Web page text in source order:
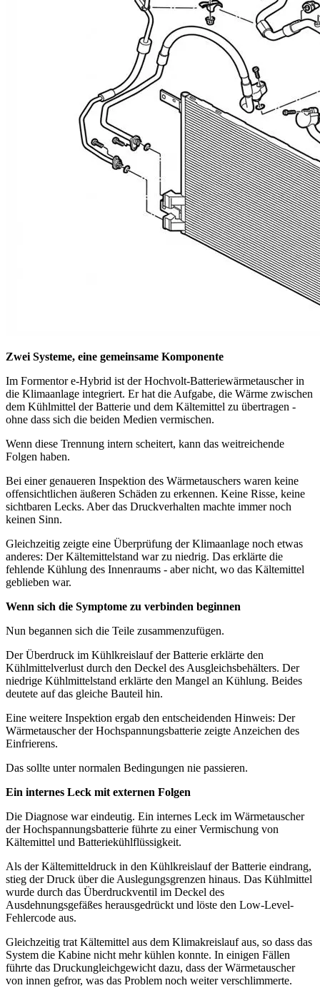
Zwei Systeme, eine gemeinsame Komponente
Im Formentor e-Hybrid ist der Hochvolt-Batteriewärmetauscher in
die Klimaanlage integriert. Er hat die Aufgabe, die Wärme zwischen
dem Kühlmittel der Batterie und dem Kältemittel zu übertragen -
ohne dass sich die beiden Medien vermischen.
Wenn diese Trennung intern scheitert, kann das weitreichende
Folgen haben.
Bei einer genaueren Inspektion des Wärmetauschers waren keine
offensichtlichen äußeren Schäden zu erkennen. Keine Risse, keine
sichtbaren Lecks. Aber das Druckverhalten machte immer noch
keinen Sinn.
Gleichzeitig zeigte eine Überprüfung der Klimaanlage noch etwas
anderes: Der Kältemittelstand war zu niedrig. Das erklärte die
fehlende Kühlung des Innenraums - aber nicht, wo das Kältemittel
geblieben war.
Wenn sich die Symptome zu verbinden beginnen
Nun begannen sich die Teile zusammenzufügen.
Der Überdruck im Kühlkreislauf der Batterie erklärte den
Kühlmittelverlust durch den Deckel des Ausgleichsbehälters. Der
niedrige Kühlmittelstand erklärte den Mangel an Kühlung. Beides
deutete auf das gleiche Bauteil hin.
Eine weitere Inspektion ergab den entscheidenden Hinweis: Der
Wärmetauscher der Hochspannungsbatterie zeigte Anzeichen des
Einfrierens.
Das sollte unter normalen Bedingungen nie passieren.
Ein internes Leck mit externen Folgen
Die Diagnose war eindeutig. Ein internes Leck im Wärmetauscher
der Hochspannungsbatterie führte zu einer Vermischung von
Kältemittel und Batteriekühlflüssigkeit.
Als der Kältemitteldruck in den Kühlkreislauf der Batterie eindrang,
stieg der Druck über die Auslegungsgrenzen hinaus. Das Kühlmittel
wurde durch das Überdruckventil im Deckel des
Ausdehnungsgefäßes herausgedrückt und löste den Low-Level-
Fehlercode aus.
Gleichzeitig trat Kältemittel aus dem Klimakreislauf aus, so dass das
System die Kabine nicht mehr kühlen konnte. In einigen Fällen
führte das Druckungleichgewicht dazu, dass der Wärmetauscher
von innen gefror, was das Problem noch weiter verschlimmerte.